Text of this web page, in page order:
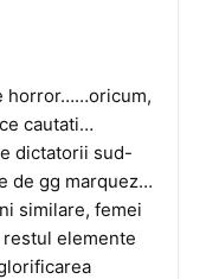
horror……oricum,
cautati…
dictatorii sud-
de gg marquez…
similare, femei
elemente